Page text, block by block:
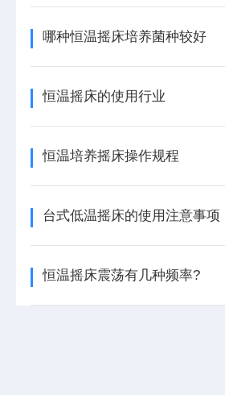
哪种恒温摇床培养菌种较好
恒温摇床的使用行业
恒温培养摇床操作规程
台式低温摇床的使用注意事项
恒温摇床震荡有几种频率?